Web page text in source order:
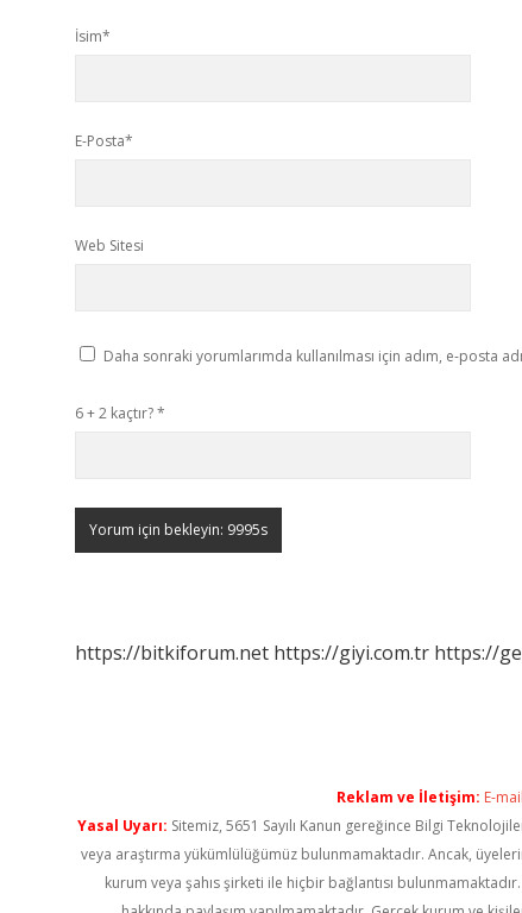
İsim*
E-Posta*
Web Sitesi
Daha sonraki yorumlarımda kullanılması için adım, e-posta
6 + 2 kaçtır?*
https://bitkiforum.net https://giyi.com.tr https://
Reklam ve İletişim: E-
Yasal Uyarı: Sitemiz, 5651 Sayılı Kanun gereğince Bilgi
veya araştırma yükümlülüğümüz bulunmamaktadır. Ancak,
kurum veya şahıs şirketi ile hiçbir bağlantısı